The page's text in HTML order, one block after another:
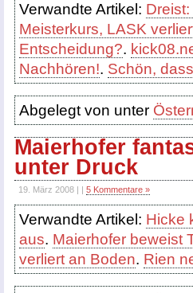
Verwandte Artikel:
Meisterkurs, LASK
Entscheidung?.
Nachhören!. Schön,
Abgelegt von unter
Maierhofer
unter Druck
19. März 2008 | | 5 Kommentare »
Verwandte Artikel: Hicke
aus. Maierhofer beweist
verliert an Boden. Rien